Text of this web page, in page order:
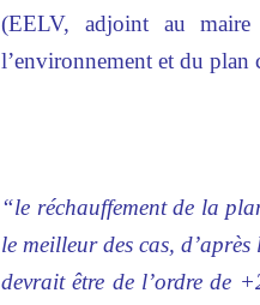
(EELV, adjoint au maire
l’environnement et du plan
“le réchauffement de la
le meilleur des cas,
devrait être de l’ordre de